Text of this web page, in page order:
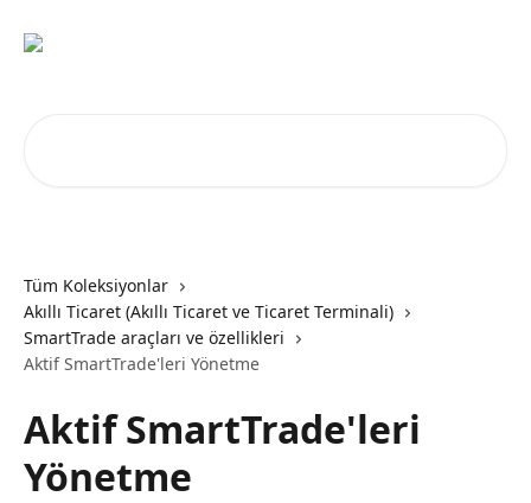
Tüm Koleksiyonlar
Akıllı Ticaret (Akıllı Ticaret ve Ticaret Terminali)
SmartTrade araçları ve özellikleri
Aktif SmartTrade'leri Yönetme
Aktif SmartTrade'leri
Yönetme